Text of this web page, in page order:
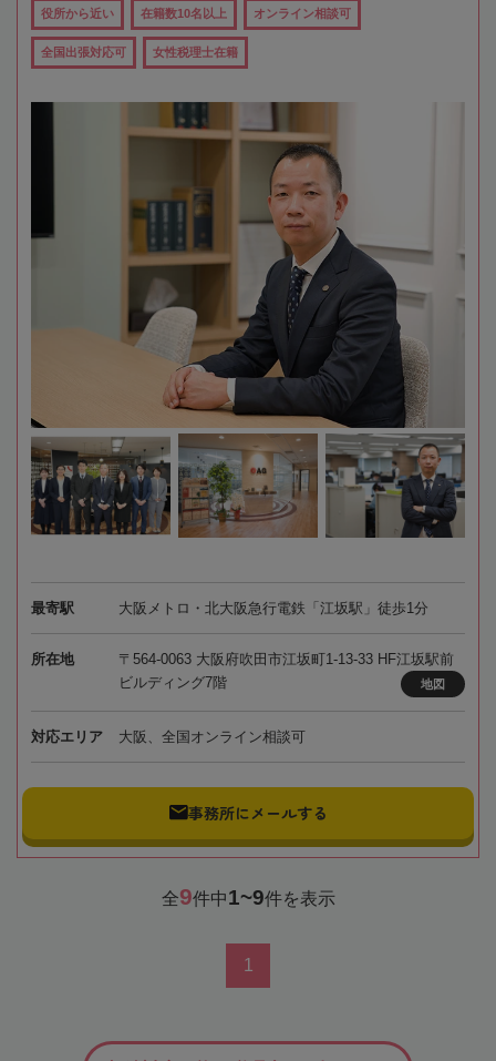
役所から近い 在籍数10名以上 オンライン相談可
全国出張対応可 女性税理士在籍
最寄駅 大阪メトロ・北大阪急行電鉄「江坂駅」徒歩1分
所在地
〒564-0063 大阪府吹田市江坂町1-13-33 HF江坂駅前
ビルディング7階
地図
対応エリア 大阪、全国オンライン相談可
事務所にメールする
全9件中1~9件を表示
1